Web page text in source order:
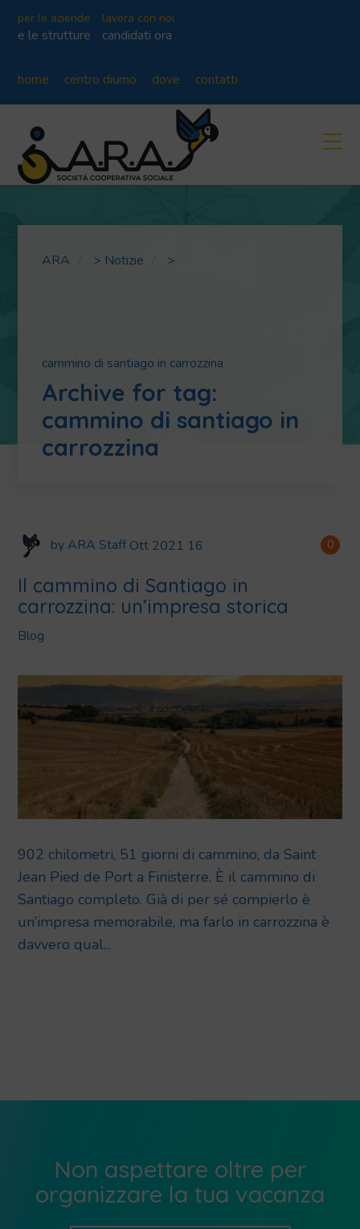
per le aziende
e le strutture
lavora con noi
candidati ora
home centro diurno dove contatti
ARA > Notizie >
cammino di santiago in carrozzina
Archive for tag:
cammino di santiago in
carrozzina
0
by ARA Staff Ott 2021 16
Il cammino di Santiago in
carrozzina: un’impresa storica
Blog
902 chilometri, 51 giorni di cammino, da Saint
Jean Pied de Port a Finisterre. È il cammino di
Santiago completo. Già di per sé compierlo è
un’impresa memorabile, ma farlo in carrozzina è
davvero qual...
Non aspettare oltre per
organizzare la tua vacanza